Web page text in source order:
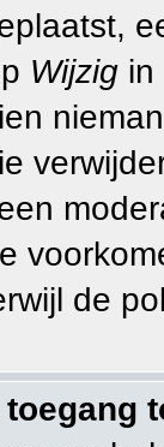
Wijzig in
de